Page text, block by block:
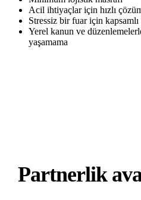
Acil ihtiyaçlar için hızlı
Stressiz bir fuar için
Yerel kanun ve
yaşamama
Partnerlik